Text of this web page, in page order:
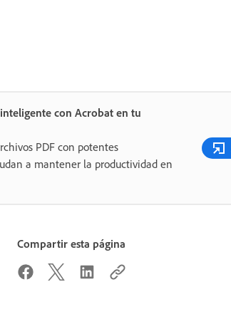
con Acrobat en tu
PDF con potentes
a mantener la productividad en
Compartir esta página